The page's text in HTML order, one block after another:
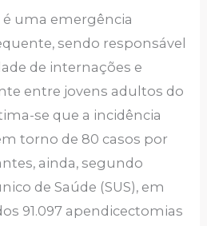
uma emergência
sendo responsável
de internações e
entre jovens adultos do
se que a incidência
torno de 80 casos por
ainda, segundo
de Saúde (SUS), em
91.097 apendicectomias